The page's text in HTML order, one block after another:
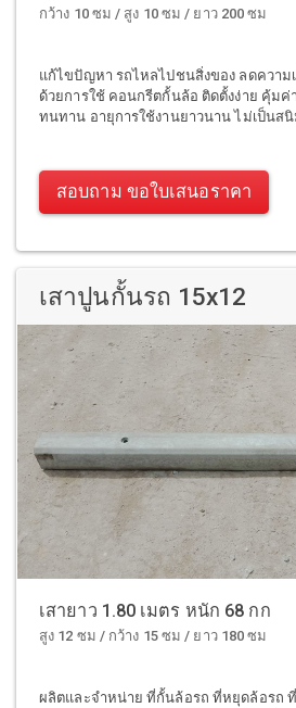
กว้าง 10 ซม / สูง 10 ซม / ยาว 200 ซม
แก้ไขปัญหา รถไหลไปชนสิ่งของ ลดความ
ด้วยการใช้ คอนกรีตกั้นล้อ ติดตั้งง่าย คุ้มค่
ทนทาน อายุการใช้งานยาวนาน ไม่เป็นส
สอบถาม ขอใบเสนอราคา
เสาปูนกั้นรถ 15x12
เสายาว 1.80 เมตร หนัก 68 กก
สูง 12 ซม / กว้าง 15 ซม / ยาว 180 ซม
ผลิตและจำหน่าย ที่กั้นล้อรถ ที่หยุดล้อรถ